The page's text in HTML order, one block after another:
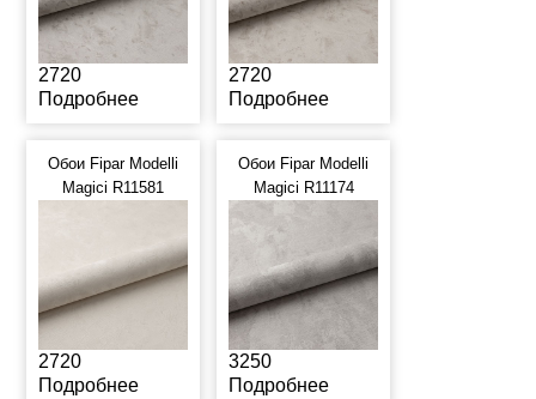
2720
Подробнее
2720
Подробнее
Обои Fipar Modelli
Magici R11581
2720
Подробнее
Обои Fipar Modelli
Magici R11174
3250
Подробнее